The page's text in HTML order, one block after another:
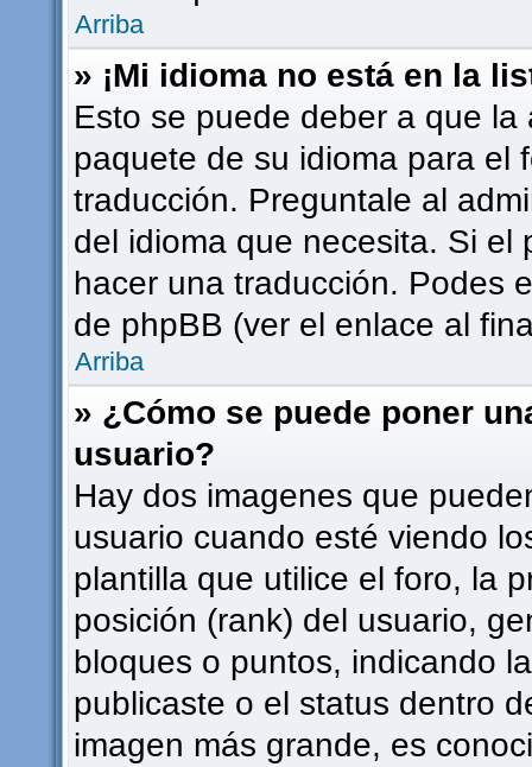
Arriba
» ¡Mi idioma no está en la
Esto se puede deber a que
paquete de su idioma para el
traducción. Preguntale al
del idioma que necesita. Si
hacer una traducción. Podes
de phpBB (ver el enlace al
Arriba
» ¿Cómo se puede poner
usuario?
Hay dos imagenes que
usuario cuando esté viendo
plantilla que utilice el foro, la
posición (rank) del usuario,
bloques o puntos, indicando
publicaste o el status dentro
imagen más grande, es